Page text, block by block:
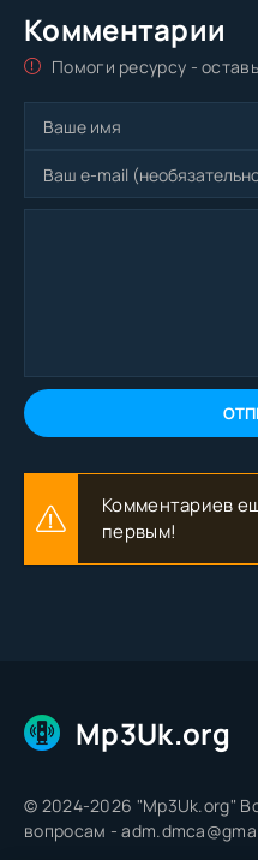
Комментарии
Помоги ресурсу -
Комментариев
первым!
Mp3Uk.org
© 2024-2026 "Mp3Uk.org"
вопросам -